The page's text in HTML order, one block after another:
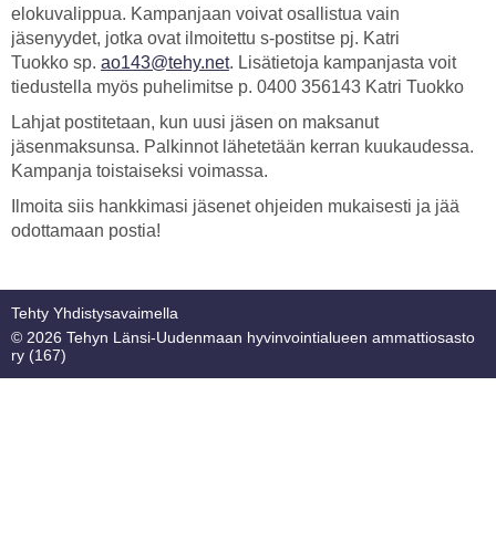
elokuvalippua. Kampanjaan voivat osallistua vain
jäsenyydet, jotka ovat ilmoitettu s-postitse pj. Katri
Tuokko sp. ao143@tehy.net. Lisätietoja kampanjasta voit
tiedustella myös puhelimitse p. 0400 356143 Katri Tuokko
Lahjat postitetaan, kun uusi jäsen on maksanut
jäsenmaksunsa. Palkinnot lähetetään kerran kuukaudessa.
Kampanja toistaiseksi voimassa.
Ilmoita siis hankkimasi jäsenet ohjeiden mukaisesti ja jää
odottamaan postia!
Tehty Yhdistysavaimella
© 2026 Tehyn Länsi-Uudenmaan hyvinvointialueen ammattiosasto
ry (167)